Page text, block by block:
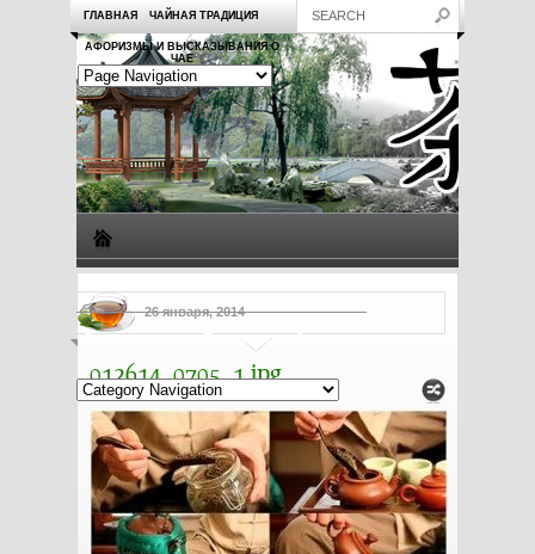
ГЛАВНАЯ ЧАЙНАЯ ТРАДИЦИЯ
АФОРИЗМЫ И ВЫСКАЗЫВАНИЯ О
ЧАЕ
Рецепты с чаем Полезные свойства чая
26 января, 2014
012614_0705_1.jpg